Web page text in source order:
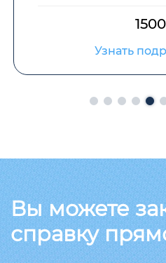
Узнать
Вы можете
справку